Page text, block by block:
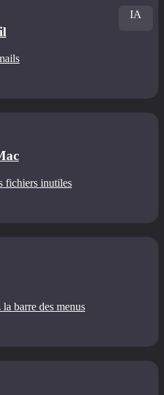
IA
fichiers inutiles
la barre des menus